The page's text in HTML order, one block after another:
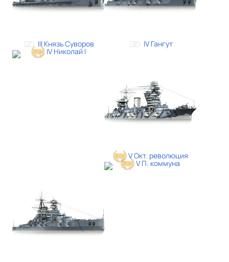
III Князь Суворов
IV Гангут
IV Николай I
V Окт. революция
V П. коммуна